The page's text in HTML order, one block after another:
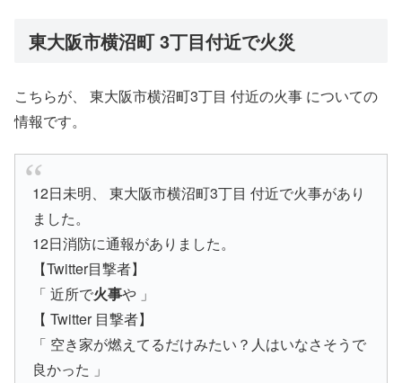
東大阪市横沼町 3丁目付近で火災
こちらが、 東大阪市横沼町3丁目 付近の火事 についての
情報です。
12日未明、 東大阪市横沼町3丁目 付近で火事があり
ました。
12日消防に通報がありました。
【Twitter目撃者】
「 近所で火事や 」
【 Twitter 目撃者】
「 空き家が燃えてるだけみたい？人はいなさそうで
良かった 」